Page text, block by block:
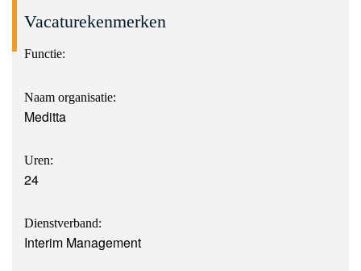
Vacaturekenmerken
Functie:
Naam organisatie:
Meditta
Uren:
24
Dienstverband:
Interim Management